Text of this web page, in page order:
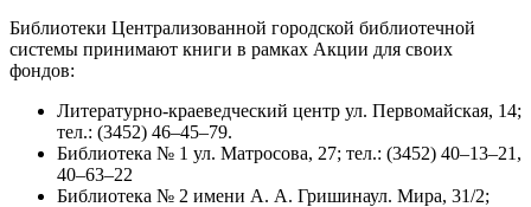
Библиотеки Централизованной городской библиотечной
системы принимают книги в рамках Акции для своих
фондов:
Литературно-краеведческий центр ул. Первомайская, 14;
тел.: (3452) 46–45–79.
Библиотека № 1 ул. Матросова, 27; тел.: (3452) 40–13–21,
40–63–22
Библиотека № 2 имени А. А. Гришинаул. Мира, 31/2;